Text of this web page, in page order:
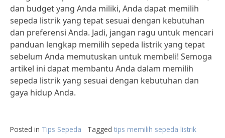
dan budget yang Anda miliki, Anda dapat memilih
sepeda listrik yang tepat sesuai dengan kebutuhan
dan preferensi Anda. Jadi, jangan ragu untuk mencari
panduan lengkap memilih sepeda listrik yang tepat
sebelum Anda memutuskan untuk membeli! Semoga
artikel ini dapat membantu Anda dalam memilih
sepeda listrik yang sesuai dengan kebutuhan dan
gaya hidup Anda.
Posted in Tips Sepeda Tagged tips memilih sepeda listrik